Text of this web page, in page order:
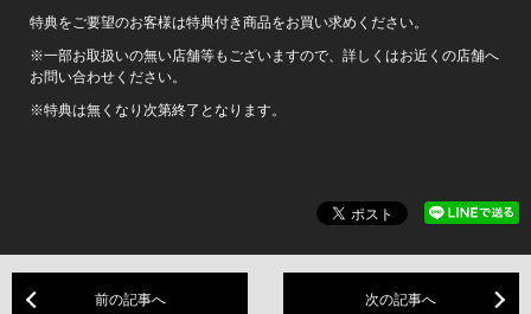
特典をご要望のお客様は特典付き商品をお買い求めください。
※一部お取扱いの無い店舗等もございますので、詳しくはお近くの店舗へ
お問い合わせください。
※特典は無くなり次第終了となります。
前の記事へ 次の記事へ